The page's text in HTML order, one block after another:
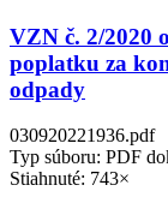
VZN č. 2/2020
poplatku za
odpady
030920221936.pdf
Typ súboru: PDF
Stiahnuté: 743×